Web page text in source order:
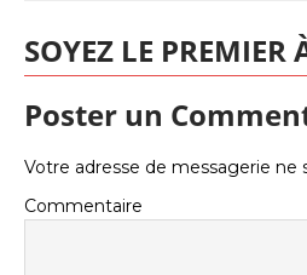
SOYEZ LE PREMIER
Poster un
Votre adresse de messagerie ne
Commentaire